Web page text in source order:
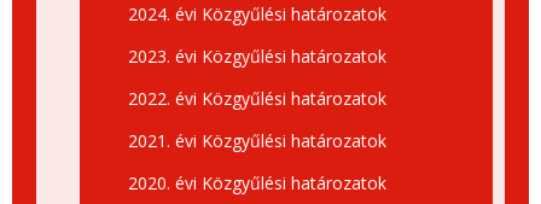
2024. évi Közgyűlési határozatok
2023. évi Közgyűlési határozatok
2022. évi Közgyűlési határozatok
2021. évi Közgyűlési határozatok
2020. évi Közgyűlési határozatok